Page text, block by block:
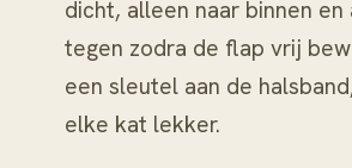
dicht, alleen naar binnen
tegen zodra de flap vrij
een sleutel aan de
elke kat lekker.